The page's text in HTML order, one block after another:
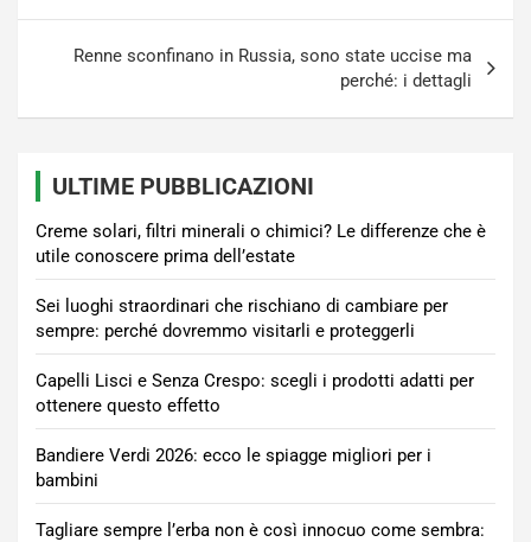
Renne sconfinano in Russia, sono state uccise ma
perché: i dettagli
ULTIME PUBBLICAZIONI
Creme solari, filtri minerali o chimici? Le differenze che è
utile conoscere prima dell’estate
Sei luoghi straordinari che rischiano di cambiare per
sempre: perché dovremmo visitarli e proteggerli
Capelli Lisci e Senza Crespo: scegli i prodotti adatti per
ottenere questo effetto
Bandiere Verdi 2026: ecco le spiagge migliori per i
bambini
Tagliare sempre l’erba non è così innocuo come sembra: